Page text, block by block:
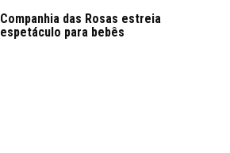
Companhia das Rosas estreia
espetáculo para bebês